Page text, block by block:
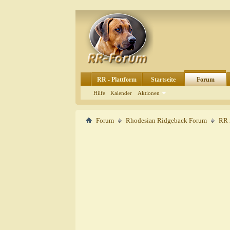
RR - Plattform Startseite Forum
Hilfe Kalender Aktionen
Forum Rhodesian Ridgeback Forum RR